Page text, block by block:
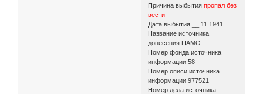
Причина выбытияпропал без
вести
Дата выбытия __.11.1941
Название источника
донесения ЦАМО
Номер фонда источника
информации 58
Номер описи источника
информации 977521
Номер дела источника